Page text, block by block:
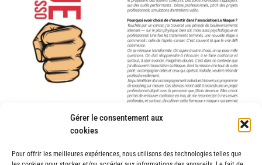
Gérer le consentement aux
cookies
Pour offrir les meilleures expériences, nous utilisons des technologies telles que